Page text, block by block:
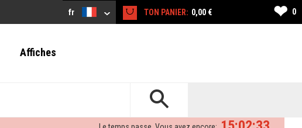
fr TON PANIER: 0,00 € ❤ 0
Affiches